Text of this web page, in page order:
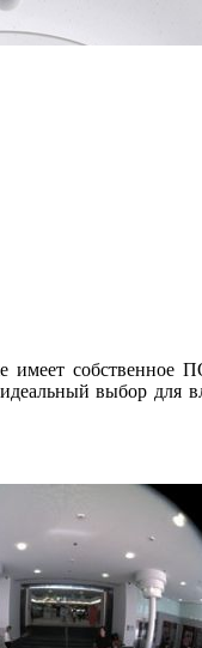
собственное
выбор для